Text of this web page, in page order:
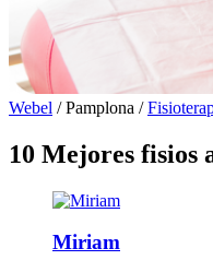
Webel / Pamplona /
10 Mejores fisios
Miriam